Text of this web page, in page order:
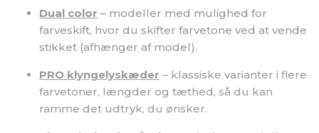
Dual color – modeller med mulighed for
farveskift, hvor du skifter farvetone ved at vende
stikket (afhænger af model).
PRO klyngelyskæder – klassiske varianter i flere
farvetoner, længder og tæthed, så du kan
ramme det udtryk, du ønsker.